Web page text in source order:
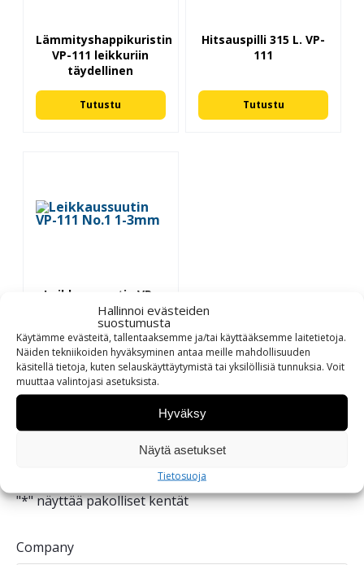
Hallinnoi evästeiden
suostumusta
Käytämme evästeitä, tallentaaksemme ja/tai käyttääksemme laitetietoja.
Näiden tekniikoiden hyväksyminen antaa meille mahdollisuuden
käsitellä tietoja, kuten selauskäyttäytymistä tai yksilöllisiä tunnuksia. Voit
muuttaa valintojasi asetuksista.
Hyväksy
Näytä asetukset
Tietosuoja
Lämmityshappikuristin
VP-111 leikkuriin
täydellinen
Tutustu
Hitsauspilli 315 L. VP-
111
Tutustu
Leikkaussuutin VP-
111 No.1 1-3mm
Tutustu
Ota yhteyttä ja kysy lisää
"*" näyttää pakolliset kentät
Company